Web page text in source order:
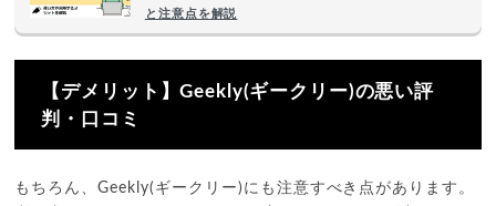
と注意点を解説
【デメリット】Geekly(ギークリー)の悪い評
判・口コミ
もちろん、Geekly(ギークリー)にも注意すべき点があります。